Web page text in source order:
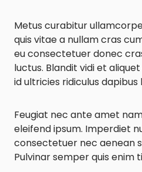
Metus curabitur
quis vitae a nullam cras
eu consectetuer donec
luctus. Blandit vidi et
id ultricies ridiculus dapibus
Feugiat nec ante amet
eleifend ipsum. Imperdiet
consectetuer nec aenean
Pulvinar semper quis enim